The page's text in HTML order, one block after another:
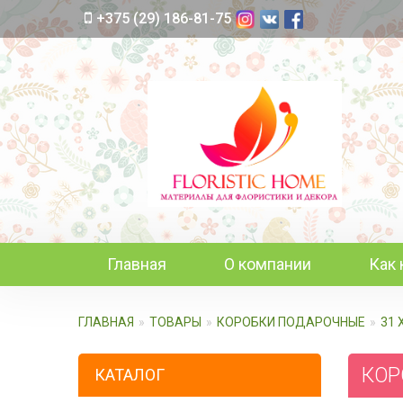
+375 (29) 186-81-75
Главная О компании Как
ГЛАВНАЯ ТОВАРЫ КОРОБКИ ПОДАРОЧНЫЕ 31
КАТАЛОГ